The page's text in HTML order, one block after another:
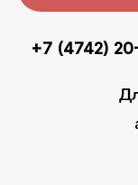
+7 (4742)